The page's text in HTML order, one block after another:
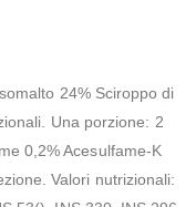
24% Sciroppo di
Una porzione: 2
0,2% Acesulfame-K
Valori nutrizionali: